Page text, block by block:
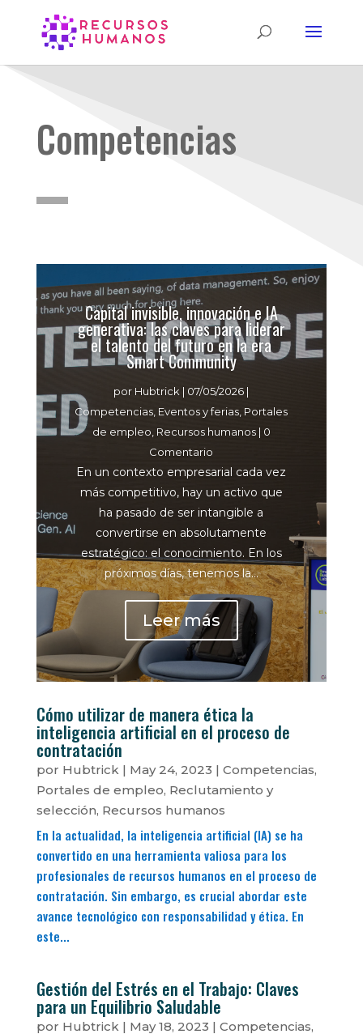
Competencias
Capital invisible, innovación e IA
generativa: las claves para liderar
el talento del futuro en la era
Smart Community
por Hubtrick | 07/05/2026 |
Competencias, Eventos y ferias, Portales
de empleo, Recursos humanos| 0
Comentario
En un contexto empresarial cada vez
más competitivo, hay un activo que
ha pasado de ser intangible a
convertirse en absolutamente
estratégico: el conocimiento. En los
próximos días, tenemos la...
Leer más
Cómo utilizar de manera ética la
inteligencia artificial en el proceso de
contratación
por Hubtrick| May 24, 2023 | Competencias,
Portales de empleo, Reclutamiento y
selección, Recursos humanos
En la actualidad, la inteligencia artificial (IA) se ha
convertido en una herramienta valiosa para los
profesionales de recursos humanos en el proceso de
contratación. Sin embargo, es crucial abordar este
avance tecnológico con responsabilidad y ética. En
este...
Gestión del Estrés en el Trabajo: Claves
para un Equilibrio Saludable
por Hubtrick| May 18, 2023 | Competencias,